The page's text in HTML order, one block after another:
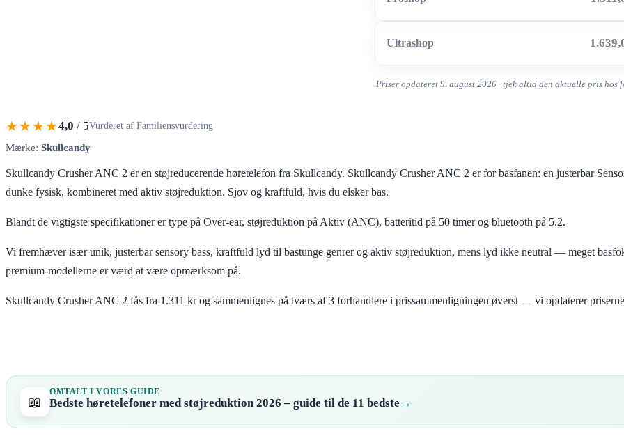
Ultrashop
Priser opdateret 9. august 2026 · tjek altid den aktuelle pris hos
★★★★4,0 / 5Vurderet af Familiensvurdering
Mærke: Skullcandy
Skullcandy Crusher ANC 2 er en støjreducerende høretelefon fra Skullcandy. Skullcandy Crusher ANC 2 er for basfanen: en justerbar
dunke fysisk, kombineret med aktiv støjreduktion. Sjov og kraftfuld, hvis du elsker bas.
Blandt de vigtigste specifikationer er type på Over-ear, støjreduktion på Aktiv (ANC), batteritid på 50 timer og bluetooth på 5.2.
Vi fremhæver især unik, justerbar sensory bass, kraftfuld lyd til bastunge genrer og aktiv støjreduktion, mens lyd ikke neutral — meget
premium-modellerne er værd at være opmærksom på.
Skullcandy Crusher ANC 2 fås fra 1.311 kr og sammenlignes på tværs af 3 forhandlere i prissammenligningen øverst — vi opdaterer
📖
OMTALT I VORES GUIDE
Bedste høretelefoner med støjreduktion 2026 – guide til de 11 bedste